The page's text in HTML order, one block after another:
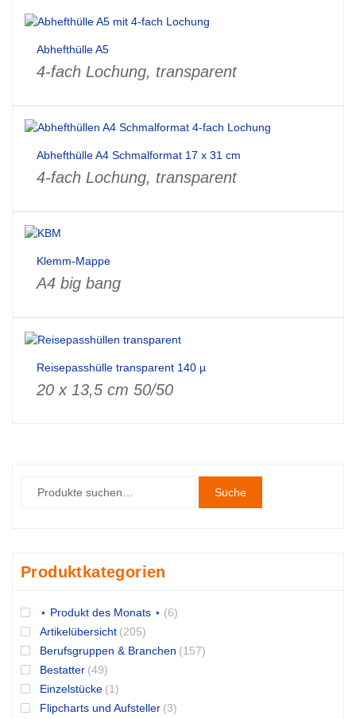
Abhefthülle A5
4-fach Lochung, transparent
Abhefthülle A4 Schmalformat 17 x 31 cm
4-fach Lochung, transparent
Klemm-Mappe
A4 big bang
Reisepasshülle transparent 140 µ
20 x 13,5 cm 50/50
Suche
Produktkategorien
⋆ Produkt des Monats ⋆ (6)
Artikelübersicht (205)
Berufsgruppen & Branchen (157)
Bestatter (49)
Einzelstücke (1)
Flipcharts und Aufsteller (3)